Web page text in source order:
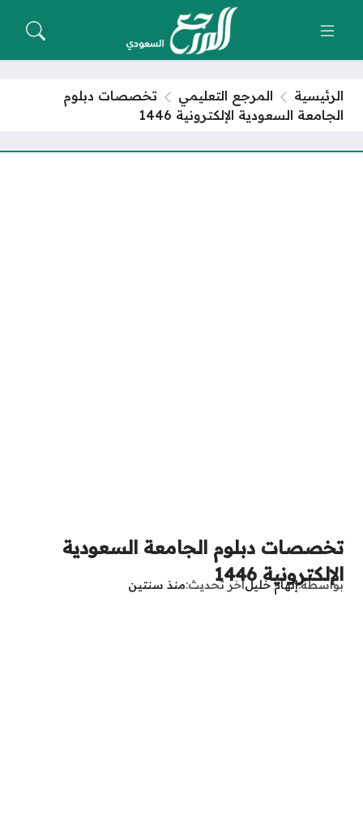
الرئيسية المرجع التعليمي
تخصصات دبلوم
الجامعة السعودية الإلكترونية 1446
تخصصات دبلوم الجامعة السعودية
الإلكترونية 1446
بواسطةإلهام خليلآخر تحديث منذ سنتين